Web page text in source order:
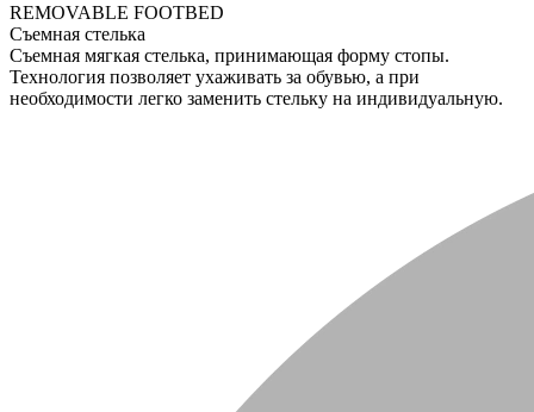
REMOVABLE FOOTBED
Съемная стелька
Съемная мягкая стелька, принимающая форму стопы.
Технология позволяет ухаживать за обувью, а при
необходимости легко заменить стельку на индивидуальную.